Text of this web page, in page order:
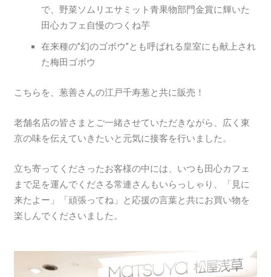
で、野菜ソムリエサミット青果物部門金賞に輝いた
田心カフェ自慢のつくね芋
在来種の”幻のゴボウ”とも呼ばれる皇室にも献上され
た梅田ゴボウ
こちらを、葱善さんの江戸千寿葱と共に販売！
老舗名店の皆さまとご一緒させていただきながら、広く東
京の味を伝えていきたいと元気に接客を行いました。
立ち寄ってくださったお客様の中には、いつも田心カフェ
まで足を運んでくださる常連さんもいらっしゃり、「見に
来たよー」「頑張ってね」と応援の言葉と共にお買い物を
楽しんでくださいました。